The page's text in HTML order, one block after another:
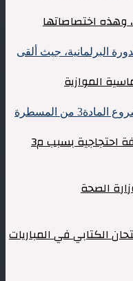
وهذه اختصاصاتها
الموازية
احتجاجية بسبب م3
الكتابي في المباريات